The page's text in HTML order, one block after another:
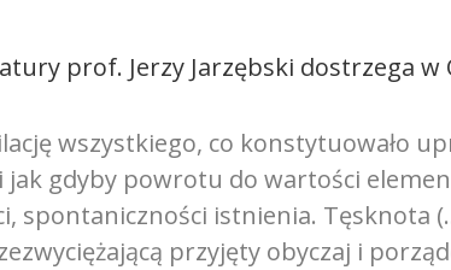
prof. Jerzy Jarzębski dostrzega w
wszystkiego, co konstytuowało
jak gdyby powrotu do wartości
spontaniczności istnienia. Tęsknota
przyjęty obyczaj i